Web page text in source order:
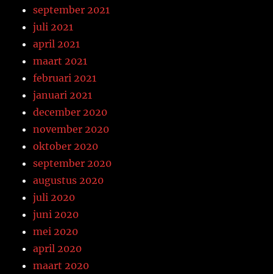
september 2021
juli 2021
april 2021
maart 2021
februari 2021
januari 2021
december 2020
november 2020
oktober 2020
september 2020
augustus 2020
juli 2020
juni 2020
mei 2020
april 2020
maart 2020